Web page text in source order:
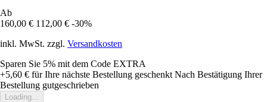
Ab
160,00 € 112,00 € -30%
inkl. MwSt. zzgl. Versandkosten
Sparen Sie 5% mit dem Code EXTRA
+5,60 € für Ihre nächste Bestellung geschenkt Nach Bestätigung Ihrer
Bestellung gutgeschrieben
Loading...